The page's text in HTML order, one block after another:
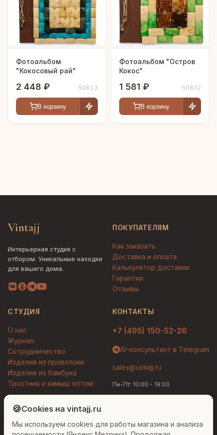
Фотоальбом
"Кокосовый рай"
2 448 ₽ 50833
В корзину
Фотоальбом "Остров
Кокос"
1 581 ₽ 50832
В корзину
Vintajj
Интерьерная студия с
отбором. Уникальные находки
для вашего дома.
ПОКУПАТЕЛЯМ
Как заказать
Доставка и оплата
Калькулятор доставки
Гарантии
Отзывы
СТУДИЯ
О нас
Журнал
Сотрудничество
Изделия из проволоки
Изделия из бамбука
Тростник и камыш оптом
КОНТАКТЫ
+7 (495) 150-52-26
AI-консультант в Telegram
sales@vintajj.ru
Пн-Пт: 10:00 - 19:00
© 2026 Vintajj. Все права защищены.
Договор оферты
Политика конфиденциальности
🍪Cookies на vintajj.ru
Мы используем cookies для работы магазина и анализа
Людмила
Привет! Я Людмила, ваш персональный
консультант по декору. Чем могу помочь?